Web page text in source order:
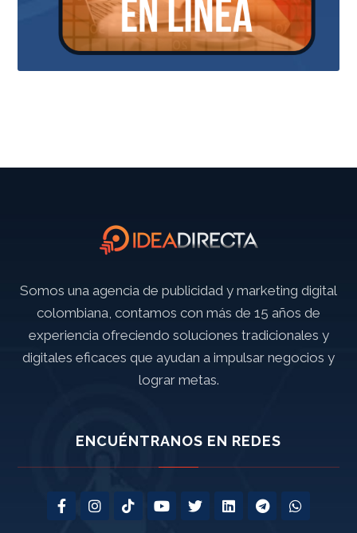
Somos una agencia de publicidad y marketing digital
colombiana, contamos con más de 15 años de
experiencia ofreciendo soluciones tradicionales y
digitales eficaces que ayudan a impulsar negocios y
lograr metas.
ENCUÉNTRANOS EN REDES